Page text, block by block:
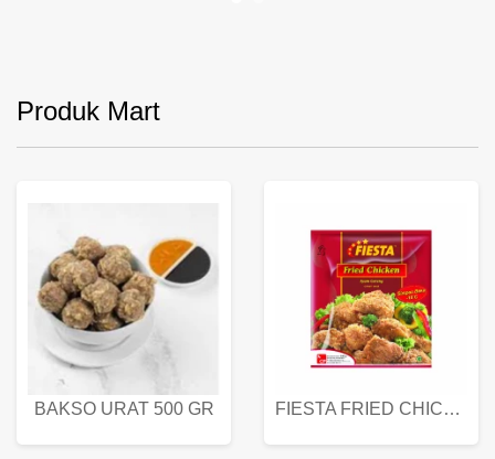
Produk Mart
BAKSO URAT 500 GR FIESTA FRIED CHICKEN 500 GR